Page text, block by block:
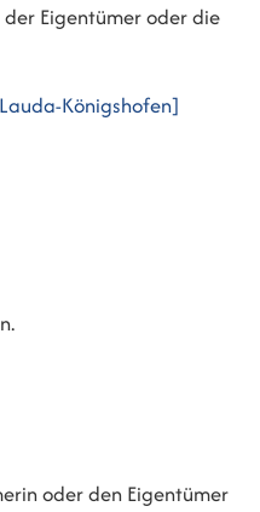
Eigentümer oder die
Königshofen]
oder den Eigentümer